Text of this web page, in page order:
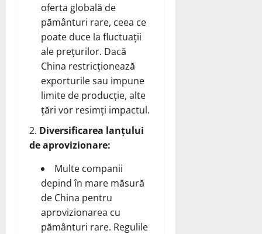
oferta globală de
pământuri rare, ceea ce
poate duce la fluctuații
ale prețurilor. Dacă
China restricționează
exporturile sau impune
limite de producție, alte
țări vor resimți impactul.
Diversificarea lanțului
de aprovizionare:
Multe companii
depind în mare măsură
de China pentru
aprovizionarea cu
pământuri rare. Regulile